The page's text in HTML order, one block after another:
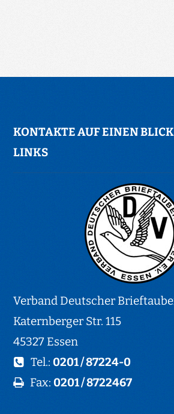
KONTAKTE AUF EINEN BLICK
LINKS
Verband Deutscher
Katernberger Str. 115
45327 Essen
Tel.:0201 / 87224-0
Fax:0201 / 8722467